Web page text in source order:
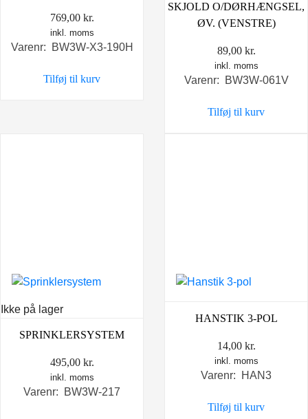
769,00 kr.
inkl. moms
Varenr: BW3W-X3-190H
Tilføj til kurv
SKJOLD O/DØRHÆNGSEL,
ØV. (VENSTRE)
89,00 kr.
inkl. moms
Varenr: BW3W-061V
Tilføj til kurv
Ikke på lager
SPRINKLERSYSTEM
495,00 kr.
inkl. moms
Varenr: BW3W-217
HANSTIK 3-POL
14,00 kr.
inkl. moms
Varenr: HAN3
Tilføj til kurv